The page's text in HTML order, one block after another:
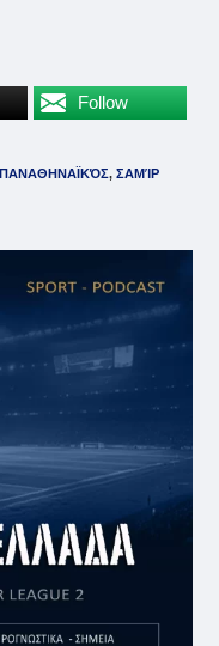
Follow
ΠΑΝΑΘΗΝΑΪΚΌΣ, ΣΑΜΊΡ